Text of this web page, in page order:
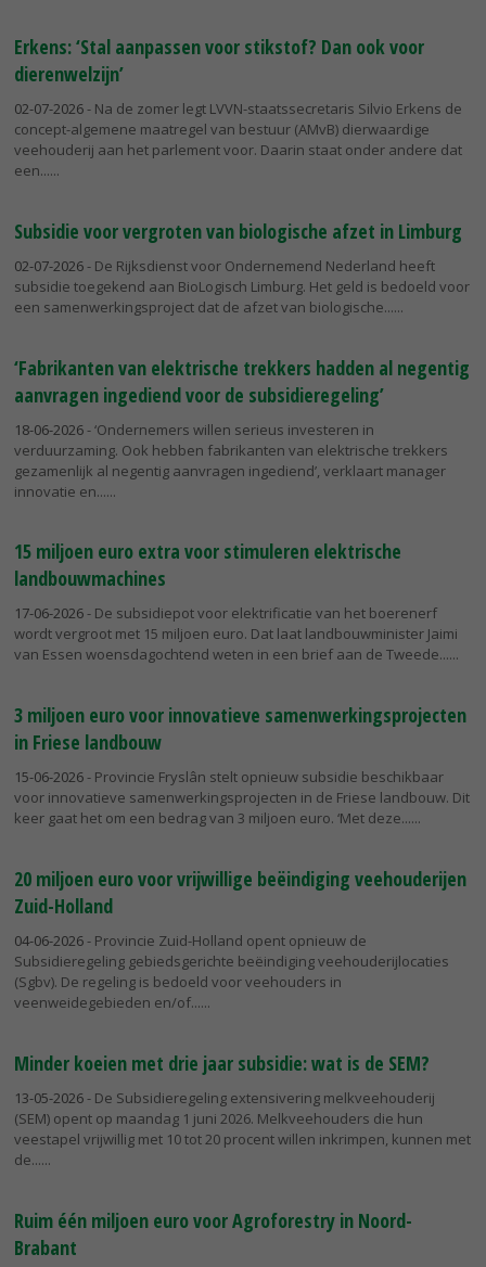
Erkens: ‘Stal aanpassen voor stikstof? Dan ook voor
dierenwelzijn’
02-07-2026- Na de zomer legt LVVN-staatssecretaris Silvio Erkens de
concept-algemene maatregel van bestuur (AMvB) dierwaardige
veehouderij aan het parlement voor. Daarin staat onder andere dat
een...
Subsidie voor vergroten van biologische afzet in Limburg
02-07-2026- De Rijksdienst voor Ondernemend Nederland heeft
subsidie toegekend aan BioLogisch Limburg. Het geld is bedoeld voor
een samenwerkingsproject dat de afzet van biologische...
‘Fabrikanten van elektrische trekkers hadden al negentig
aanvragen ingediend voor de subsidieregeling’
18-06-2026- ‘Ondernemers willen serieus investeren in
verduurzaming. Ook hebben fabrikanten van elektrische trekkers
gezamenlijk al negentig aanvragen ingediend’, verklaart manager
innovatie en...
15 miljoen euro extra voor stimuleren elektrische
landbouwmachines
17-06-2026- De subsidiepot voor elektrificatie van het boerenerf
wordt vergroot met 15 miljoen euro. Dat laat landbouwminister Jaimi
van Essen woensdagochtend weten in een brief aan de Tweede...
3 miljoen euro voor innovatieve samenwerkingsprojecten
in Friese landbouw
15-06-2026- Provincie Fryslân stelt opnieuw subsidie beschikbaar
voor innovatieve samenwerkingsprojecten in de Friese landbouw. Dit
keer gaat het om een bedrag van 3 miljoen euro. ‘Met deze...
20 miljoen euro voor vrijwillige beëindiging veehouderijen
Zuid-Holland
04-06-2026- Provincie Zuid-Holland opent opnieuw de
Subsidieregeling gebiedsgerichte beëindiging veehouderijlocaties
(Sgbv). De regeling is bedoeld voor veehouders in
veenweidegebieden en/of...
Minder koeien met drie jaar subsidie: wat is de SEM?
13-05-2026- De Subsidieregeling extensivering melkveehouderij
(SEM) opent op maandag 1 juni 2026. Melkveehouders die hun
veestapel vrijwillig met 10 tot 20 procent willen inkrimpen, kunnen met
de...
Ruim één miljoen euro voor Agroforestry in Noord-
Brabant